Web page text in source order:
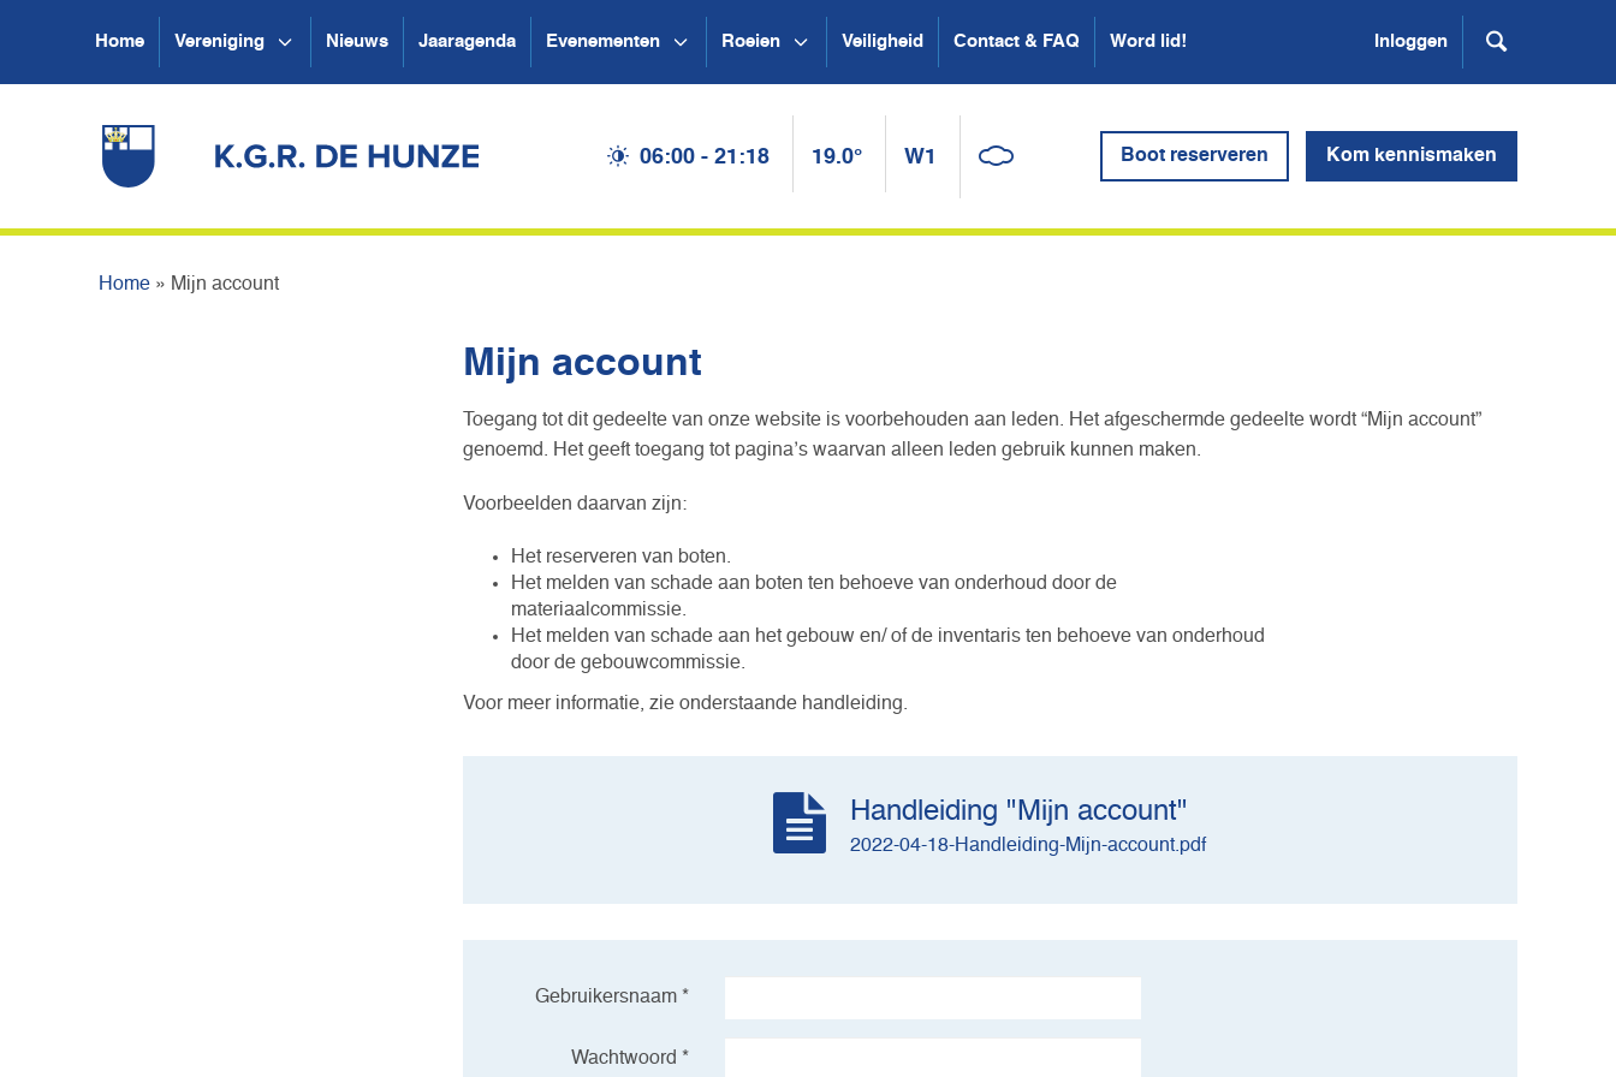
Home Vereniging Nieuws Jaaragenda Evenementen Roeien Veiligheid Contact & FAQ Word lid! Inloggen
06:00 - 21:18 19.0° W1 Boot reserveren Kom kennismaken
Home » Mijn account
Mijn account
Toegang tot dit gedeelte van onze website is voorbehouden aan leden. Het afgeschermde gedeelte wordt “Mijn account”
genoemd. Het geeft toegang tot pagina’s waarvan alleen leden gebruik kunnen maken.
Voorbeelden daarvan zijn:
Het reserveren van boten.
Het melden van schade aan boten ten behoeve van onderhoud door de
materiaalcommissie.
Het melden van schade aan het gebouw en/ of de inventaris ten behoeve van onderhoud
door de gebouwcommissie.
Voor meer informatie, zie onderstaande handleiding.
Handleiding "Mijn account"
2022-04-18-Handleiding-Mijn-account.pdf
Gebruikersnaam *
Wachtwoord *